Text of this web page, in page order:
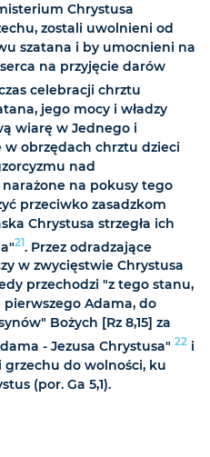
Chrystusa
zostali uwolnieni od
szatana i by umocnieni na
na przyjęcie darów
celebracji chrztu
jego mocy i władzy
wiarę w Jednego i
w obrzędach chrztu dzieci
nad
na pokusy tego
przeciwko zasadzkom
Chrystusa strzegła ich
21. Przez odradzające
w zwycięstwie Chrystusa
przechodzi "z tego stanu,
pierwszego Adama, do
Bożych [Rz 8,15] za
- Jezusa Chrystusa" 22 i
do wolności, ku
(por. Ga 5,1).